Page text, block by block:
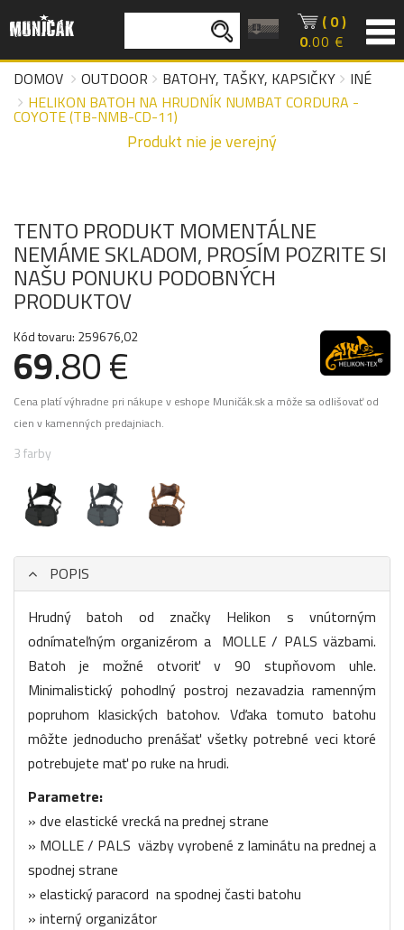
( 0 )
0.00 €
DOMOV
OUTDOOR BATOHY, TAŠKY, KAPSIČKY
INÉ
HELIKON BATOH NA HRUDNÍK NUMBAT CORDURA -
COYOTE (TB-NMB-CD-11)
Produkt nie je verejný
TENTO PRODUKT MOMENTÁLNE
NEMÁME SKLADOM, PROSÍM POZRITE SI
NAŠU PONUKU PODOBNÝCH
PRODUKTOV
Kód tovaru: 259676,02
69.80 €
Cena platí výhradne pri nákupe v eshope Muničák.sk a môže sa odlišovať od
cien v kamenných predajniach.
3 farby
POPIS
Hrudný batoh od značky Helikon s vnútorným
odnímateľným organizérom a MOLLE / PALS väzbami.
Batoh je možné otvoriť v 90 stupňovom uhle.
Minimalistický pohodlný postroj nezavadzia ramenným
popruhom klasických batohov. Vďaka tomuto batohu
môžte jednoducho prenášať všetky potrebné veci ktoré
potrebujete mať po ruke na hrudi.
Parametre:
» dve elastické vrecká na prednej strane
» MOLLE / PALS väzby vyrobené z laminátu na prednej a
spodnej strane
» elastický paracord na spodnej časti batohu
» interný organizátor